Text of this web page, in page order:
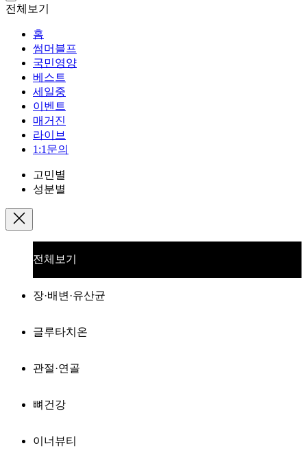
전체보기
홈
썸머블프
국민영양
베스트
세일중
이벤트
매거진
라이브
1:1문의
고민별
성분별
전체보기
장·배변·유산균
글루타치온
관절·연골
뼈건강
이너뷰티